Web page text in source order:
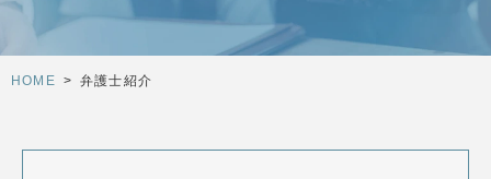
HOME > 弁護士紹介